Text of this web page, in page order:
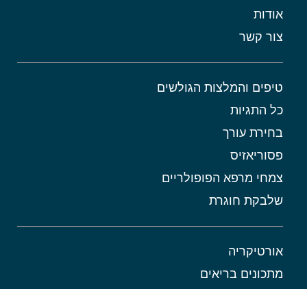
אודות
צור קשר
טיפים והמלצות הגולשים
כל התגיות
בחירת עורך
פסוריאזיס
צמחי מרפא הפופולריים
שלבקת חוגרת
אורטיקריה
מתכונים בריאים